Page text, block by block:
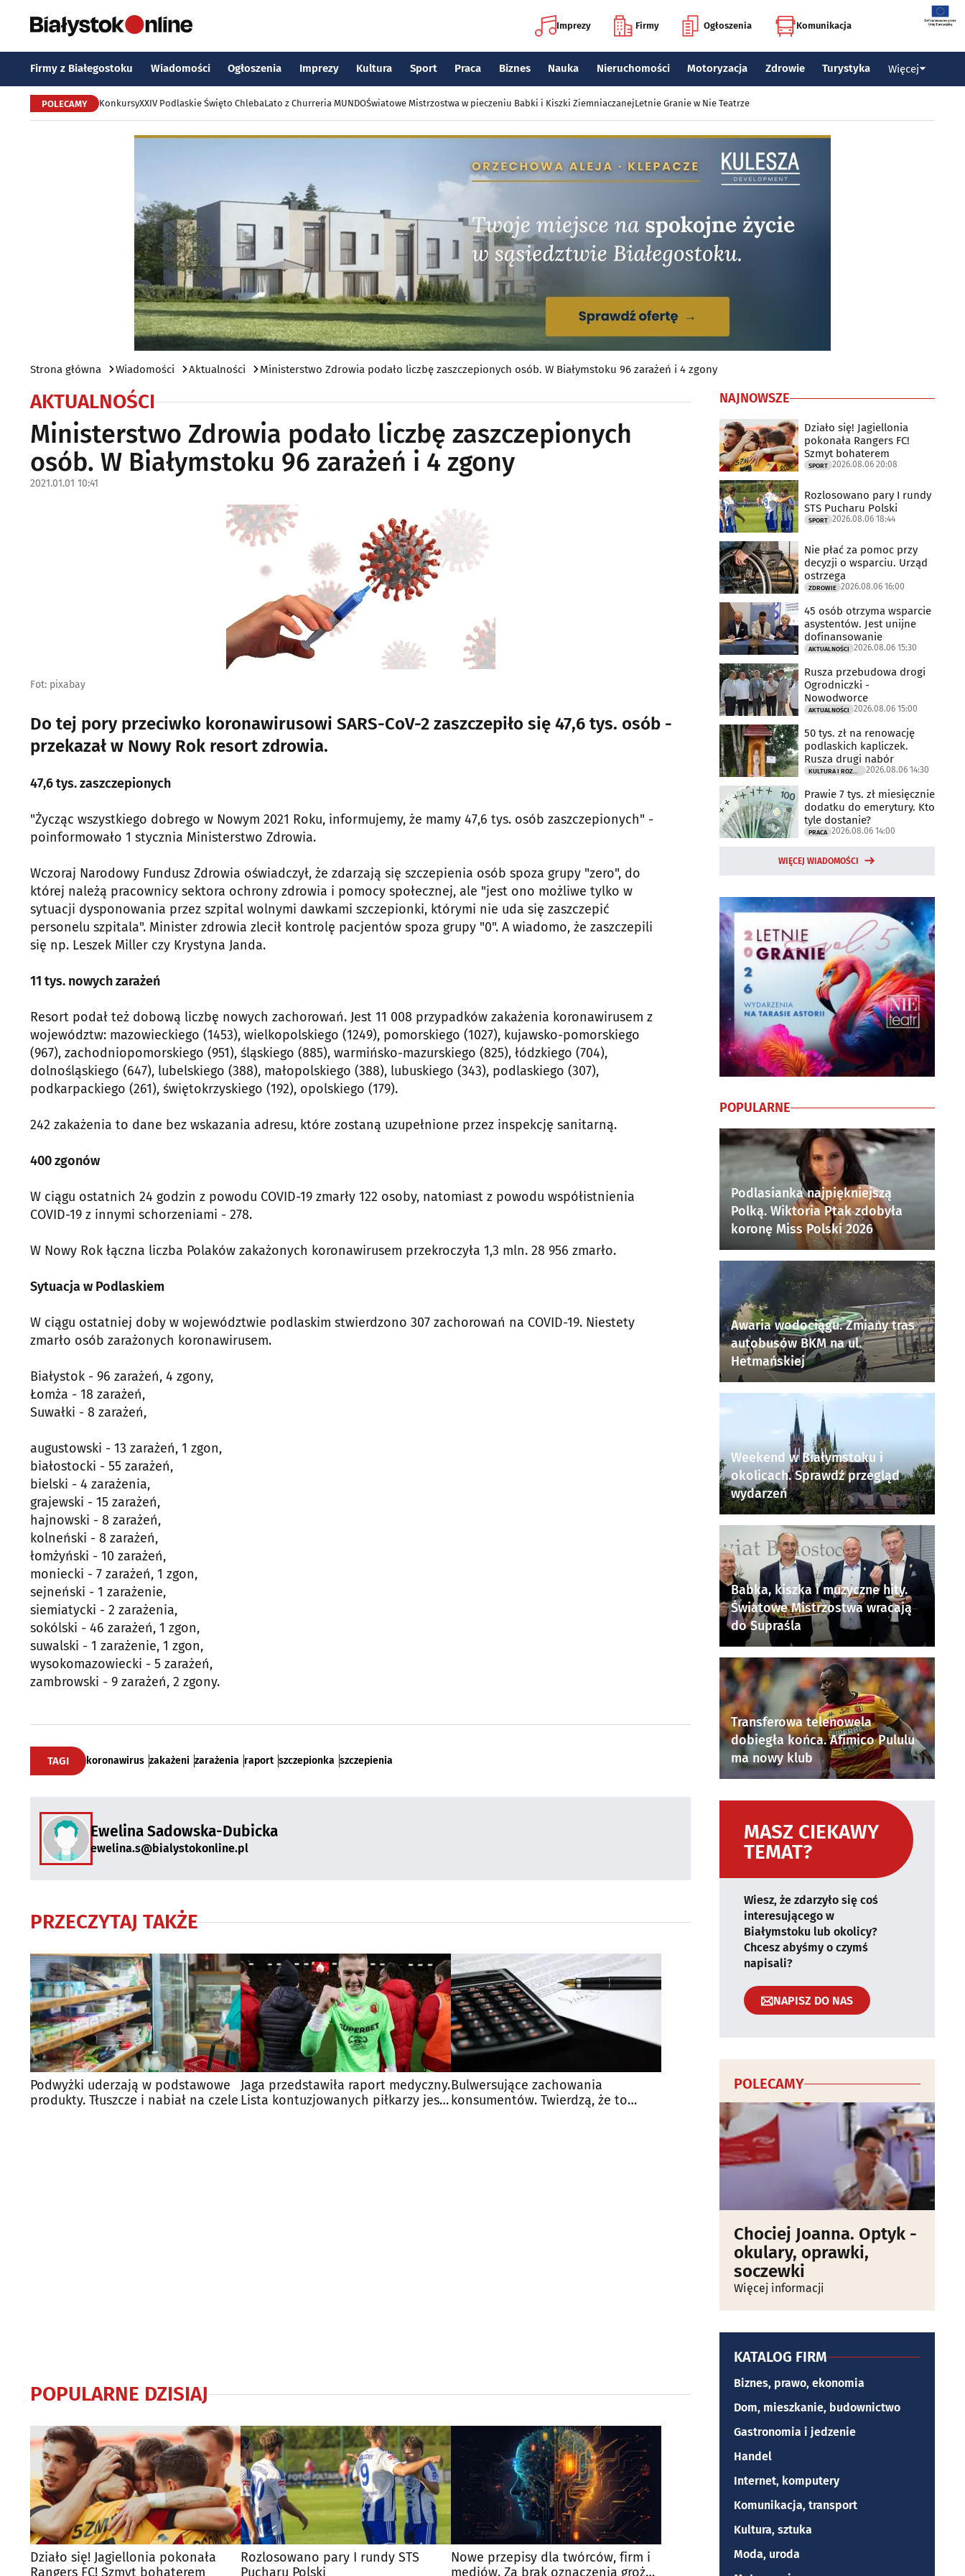
Imprezy Firmy Ogłoszenia Komunikacja
Firmy z Białegostoku Wiadomości Ogłoszenia Imprezy Kultura Sport Praca Biznes Nauka Nieruchomości Motoryzacja Zdrowie Turystyka Więcej
POLECAMY KonkursyXXIV Podlaskie Święto ChlebaLato z Churreria MUNDOŚwiatowe Mistrzostwa w pieczeniu Babki i Kiszki ZiemniaczanejLetnie Granie w Nie Teatrze
Strona główna Wiadomości Aktualności Ministerstwo Zdrowia podało liczbę zaszczepionych osób. W Białymstoku 96 zarażeń i 4 zgony
AKTUALNOŚCI
Ministerstwo Zdrowia podało liczbę zaszczepionych
osób. W Białymstoku 96 zarażeń i 4 zgony
2021.01.01 10:41
Fot: pixabay
Do tej pory przeciwko koronawirusowi SARS-CoV-2 zaszczepiło się 47,6 tys. osób -
przekazał w Nowy Rok resort zdrowia.
47,6 tys. zaszczepionych
"Życząc wszystkiego dobrego w Nowym 2021 Roku, informujemy, że mamy 47,6 tys. osób zaszczepionych" -
poinformowało 1 stycznia Ministerstwo Zdrowia.
Wczoraj Narodowy Fundusz Zdrowia oświadczył, że zdarzają się szczepienia osób spoza grupy "zero", do
której należą pracownicy sektora ochrony zdrowia i pomocy społecznej, ale "jest ono możliwe tylko w
sytuacji dysponowania przez szpital wolnymi dawkami szczepionki, którymi nie uda się zaszczepić
personelu szpitala". Minister zdrowia zlecił kontrolę pacjentów spoza grupy "0". A wiadomo, że zaszczepili
się np. Leszek Miller czy Krystyna Janda.
11 tys. nowych zarażeń
Resort podał też dobową liczbę nowych zachorowań. Jest 11 008 przypadków zakażenia koronawirusem z
województw: mazowieckiego (1453), wielkopolskiego (1249), pomorskiego (1027), kujawsko-pomorskiego
(967), zachodniopomorskiego (951), śląskiego (885), warmińsko-mazurskiego (825), łódzkiego (704),
dolnośląskiego (647), lubelskiego (388), małopolskiego (388), lubuskiego (343), podlaskiego (307),
podkarpackiego (261), świętokrzyskiego (192), opolskiego (179).
242 zakażenia to dane bez wskazania adresu, które zostaną uzupełnione przez inspekcję sanitarną.
400 zgonów
W ciągu ostatnich 24 godzin z powodu COVID-19 zmarły 122 osoby, natomiast z powodu współistnienia
COVID-19 z innymi schorzeniami - 278.
W Nowy Rok łączna liczba Polaków zakażonych koronawirusem przekroczyła 1,3 mln. 28 956 zmarło.
Sytuacja w Podlaskiem
W ciągu ostatniej doby w województwie podlaskim stwierdzono 307 zachorowań na COVID-19. Niestety
zmarło osób zarażonych koronawirusem.
Białystok - 96 zarażeń, 4 zgony,
Łomża - 18 zarażeń,
Suwałki - 8 zarażeń,
augustowski - 13 zarażeń, 1 zgon,
białostocki - 55 zarażeń,
bielski - 4 zarażenia,
grajewski - 15 zarażeń,
hajnowski - 8 zarażeń,
kolneński - 8 zarażeń,
łomżyński - 10 zarażeń,
moniecki - 7 zarażeń, 1 zgon,
sejneński - 1 zarażenie,
siemiatycki - 2 zarażenia,
sokólski - 46 zarażeń, 1 zgon,
suwalski - 1 zarażenie, 1 zgon,
wysokomazowiecki - 5 zarażeń,
zambrowski - 9 zarażeń, 2 zgony.
TAGI koronawirus zakażeni zarażenia raport szczepionka szczepienia
Ewelina Sadowska-Dubicka
ewelina.s@bialystokonline.pl
PRZECZYTAJ TAKŻE
Podwyżki uderzają w podstawowe
produkty. Tłuszcze i nabiał na czele
Jaga przedstawiła raport medyczny.
Lista kontuzjowanych piłkarzy jest
Bulwersujące zachowania
konsumentów. Twierdzą, że to
POPULARNE DZISIAJ
Działo się! Jagiellonia pokonała
Rangers FC! Szmyt bohaterem
Rozlosowano pary I rundy STS
Pucharu Polski
Nowe przepisy dla twórców, firm i
mediów. Za brak oznaczenia grożą
NAJNOWSZE
Działo się! Jagiellonia
pokonała Rangers FC!
Szmyt bohaterem
SPORT 2026.08.06 20:08
Rozlosowano pary I rundy
STS Pucharu Polski
SPORT 2026.08.06 18:44
Nie płać za pomoc przy
decyzji o wsparciu. Urząd
ostrzega
ZDROWIE 2026.08.06 16:00
45 osób otrzyma wsparcie
asystentów. Jest unijne
dofinansowanie
AKTUALNOŚCI 2026.08.06 15:30
Rusza przebudowa drogi
Ogrodniczki -
Nowodworce
AKTUALNOŚCI 2026.08.06 15:00
50 tys. zł na renowację
podlaskich kapliczek.
Rusza drugi nabór
2026.08.06 14:30
Prawie 7 tys. zł miesięcznie
dodatku do emerytury. Kto
tyle dostanie?
PRACA 2026.08.06 14:00
WIĘCEJ WIADOMOŚCI
POPULARNE
Podlasianka najpiękniejszą
Polką. Wiktoria Ptak zdobyła
koronę Miss Polski 2026
Awaria wodociągu. Zmiany tras
autobusów BKM na ul.
Hetmańskiej
Weekend w Białymstoku i
okolicach. Sprawdź przegląd
wydarzeń
Babka, kiszka i muzyczne hity.
Światowe Mistrzostwa wracają
do Supraśla
Transferowa telenowela
dobiegła końca. Afimico Pululu
ma nowy klub
MASZ CIEKAWY
TEMAT?
Wiesz, że zdarzyło się coś
interesującego w
Białymstoku lub okolicy?
Chcesz abyśmy o czymś
napisali?
NAPISZ DO NAS
POLECAMY
Chociej Joanna. Optyk -
okulary, oprawki,
soczewki
Więcej informacji
KATALOG FIRM
Biznes, prawo, ekonomia
Dom, mieszkanie, budownictwo
Gastronomia i jedzenie
Handel
Internet, komputery
Komunikacja, transport
Kultura, sztuka
Moda, uroda